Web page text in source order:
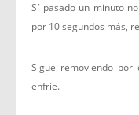
Sí pasado un minuto
por 10 segundos más,
Sigue removiendo
enfríe.